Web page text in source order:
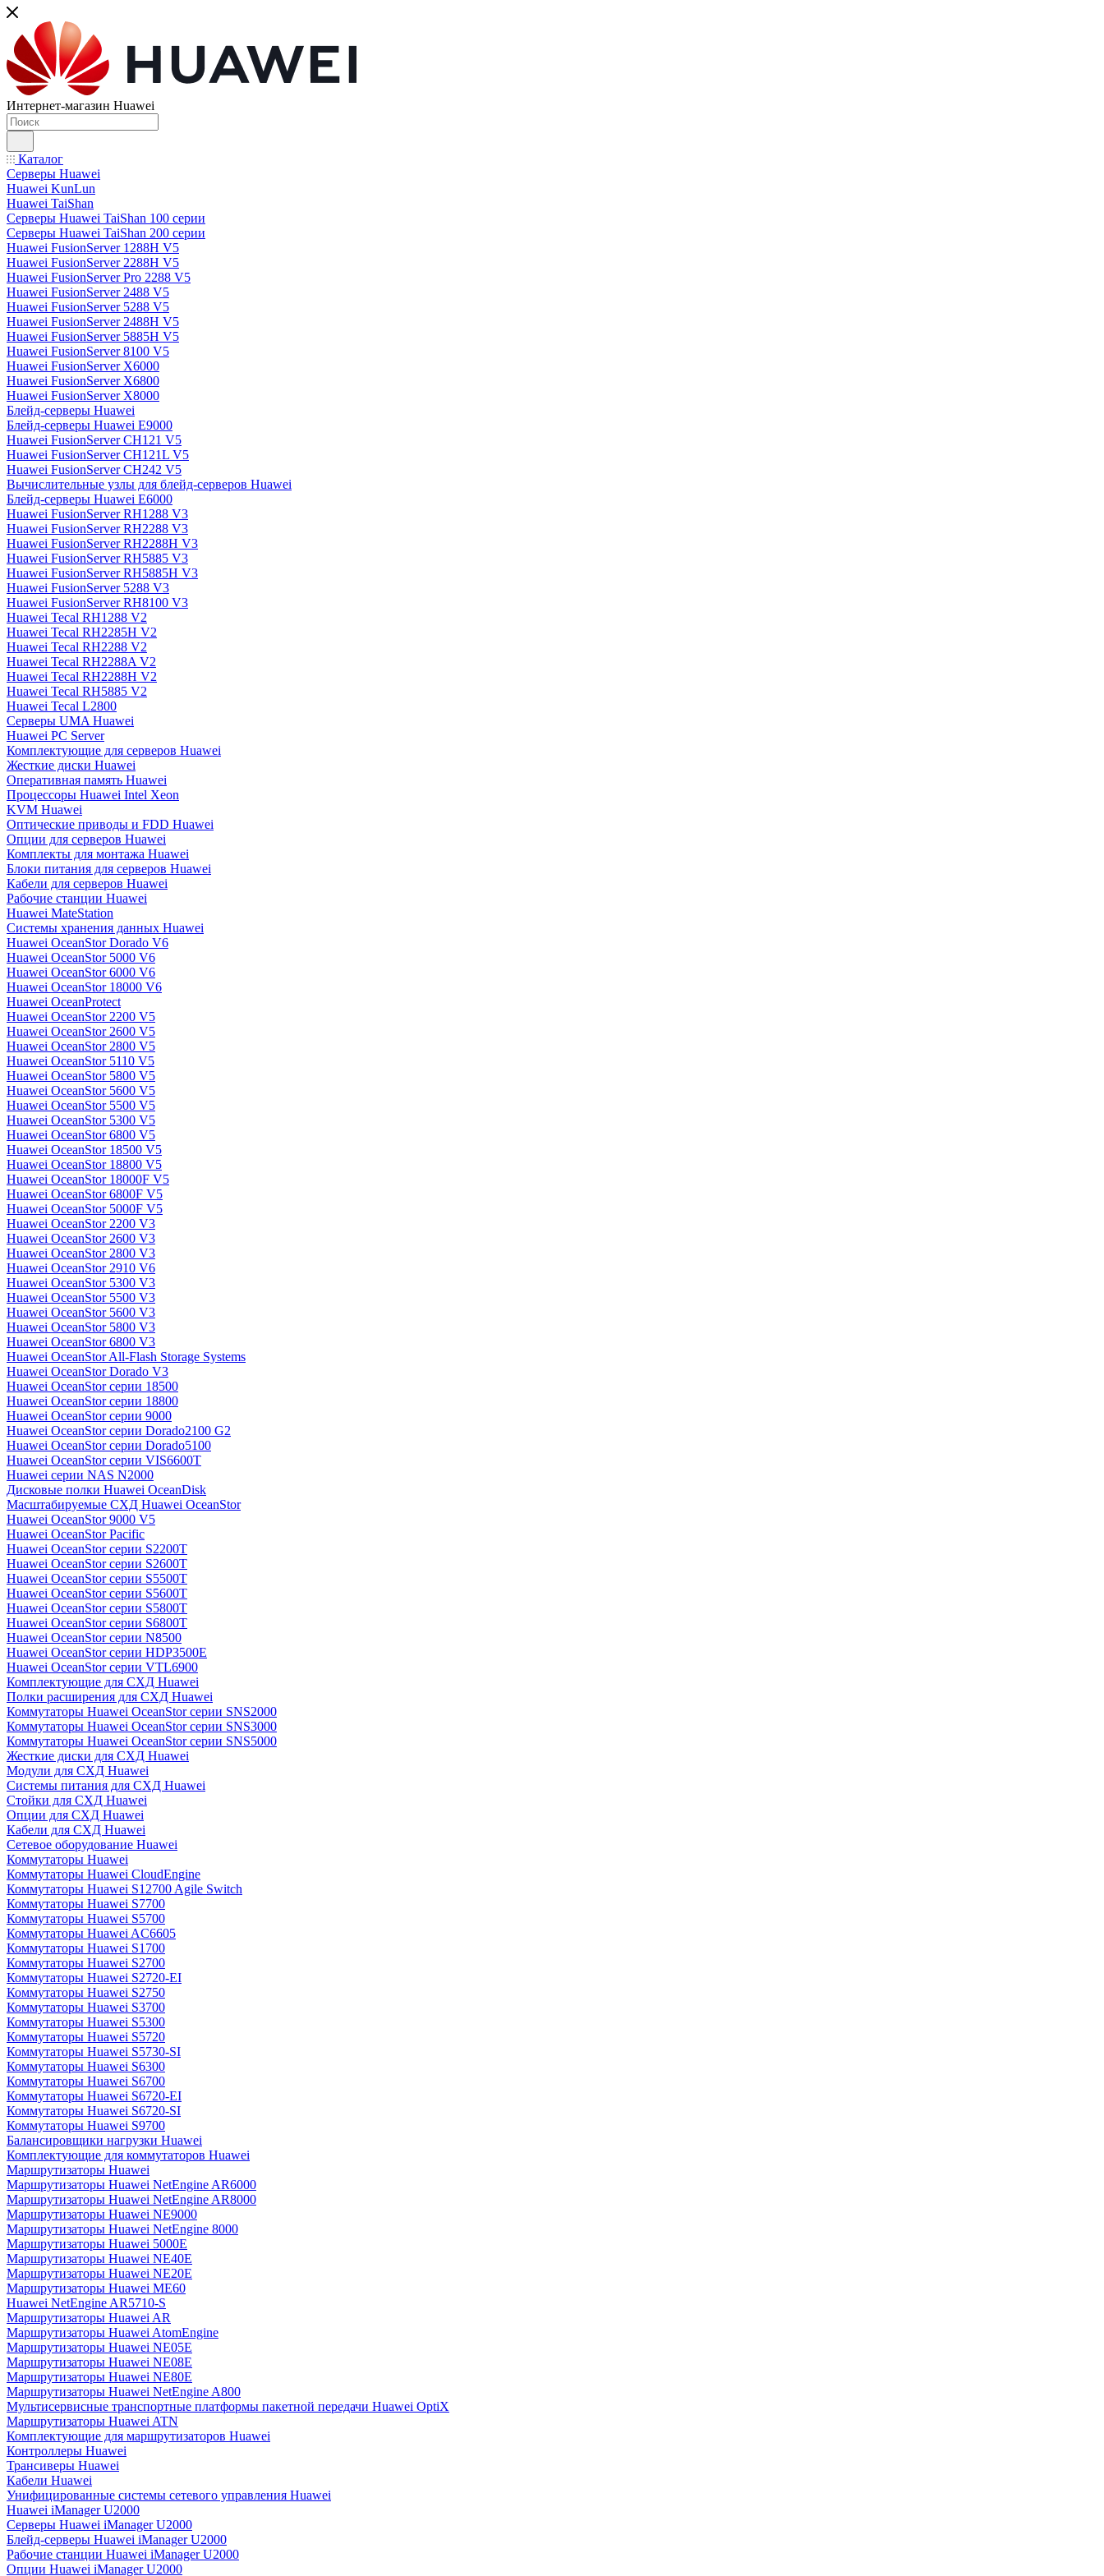
Интернет-магазин Huawei
Каталог
Серверы Huawei
Huawei KunLun
Huawei TaiShan
Серверы Huawei TaiShan 100 серии
Серверы Huawei TaiShan 200 серии
Huawei FusionServer 1288H V5
Huawei FusionServer 2288H V5
Huawei FusionServer Pro 2288 V5
Huawei FusionServer 2488 V5
Huawei FusionServer 5288 V5
Huawei FusionServer 2488H V5
Huawei FusionServer 5885H V5
Huawei FusionServer 8100 V5
Huawei FusionServer X6000
Huawei FusionServer X6800
Huawei FusionServer X8000
Блейд-серверы Huawei
Блейд-серверы Huawei E9000
Huawei FusionServer CH121 V5
Huawei FusionServer CH121L V5
Huawei FusionServer CH242 V5
Вычислительные узлы для блейд-серверов Huawei
Блейд-серверы Huawei E6000
Huawei FusionServer RH1288 V3
Huawei FusionServer RH2288 V3
Huawei FusionServer RH2288H V3
Huawei FusionServer RH5885 V3
Huawei FusionServer RH5885H V3
Huawei FusionServer 5288 V3
Huawei FusionServer RH8100 V3
Huawei Tecal RH1288 V2
Huawei Tecal RH2285H V2
Huawei Tecal RH2288 V2
Huawei Tecal RH2288A V2
Huawei Tecal RH2288H V2
Huawei Tecal RH5885 V2
Huawei Tecal L2800
Серверы UMA Huawei
Huawei PC Server
Комплектующие для серверов Huawei
Жесткие диски Huawei
Оперативная память Huawei
Процессоры Huawei Intel Xeon
KVM Huawei
Оптические приводы и FDD Huawei
Опции для серверов Huawei
Комплекты для монтажа Huawei
Блоки питания для серверов Huawei
Кабели для серверов Huawei
Рабочие станции Huawei
Huawei MateStation
Системы хранения данных Huawei
Huawei OceanStor Dorado V6
Huawei OceanStor 5000 V6
Huawei OceanStor 6000 V6
Huawei OceanStor 18000 V6
Huawei OceanProtect
Huawei OceanStor 2200 V5
Huawei OceanStor 2600 V5
Huawei OceanStor 2800 V5
Huawei OceanStor 5110 V5
Huawei OceanStor 5800 V5
Huawei OceanStor 5600 V5
Huawei OceanStor 5500 V5
Huawei OceanStor 5300 V5
Huawei OceanStor 6800 V5
Huawei OceanStor 18500 V5
Huawei OceanStor 18800 V5
Huawei OceanStor 18000F V5
Huawei OceanStor 6800F V5
Huawei OceanStor 5000F V5
Huawei OceanStor 2200 V3
Huawei OceanStor 2600 V3
Huawei OceanStor 2800 V3
Huawei OceanStor 2910 V6
Huawei OceanStor 5300 V3
Huawei OceanStor 5500 V3
Huawei OceanStor 5600 V3
Huawei OceanStor 5800 V3
Huawei OceanStor 6800 V3
Huawei OceanStor All-Flash Storage Systems
Huawei OceanStor Dorado V3
Huawei OceanStor серии 18500
Huawei OceanStor серии 18800
Huawei OceanStor серии 9000
Huawei OceanStor серии Dorado2100 G2
Huawei OceanStor серии Dorado5100
Huawei OceanStor серии VIS6600T
Huawei серии NAS N2000
Дисковые полки Huawei OceanDisk
Масштабируемые СХД Huawei OceanStor
Huawei OceanStor 9000 V5
Huawei OceanStor Pacific
Huawei OceanStor серии S2200T
Huawei OceanStor серии S2600T
Huawei OceanStor серии S5500T
Huawei OceanStor серии S5600T
Huawei OceanStor серии S5800T
Huawei OceanStor серии S6800T
Huawei OceanStor серии N8500
Huawei OceanStor серии HDP3500E
Huawei OceanStor серии VTL6900
Комплектующие для СХД Huawei
Полки расширения для СХД Huawei
Коммутаторы Huawei OceanStor серии SNS2000
Коммутаторы Huawei OceanStor серии SNS3000
Коммутаторы Huawei OceanStor серии SNS5000
Жесткие диски для СХД Huawei
Модули для СХД Huawei
Системы питания для СХД Huawei
Стойки для СХД Huawei
Опции для СХД Huawei
Кабели для СХД Huawei
Сетевое оборудование Huawei
Коммутаторы Huawei
Коммутаторы Huawei CloudEngine
Коммутаторы Huawei S12700 Agile Switch
Коммутаторы Huawei S7700
Коммутаторы Huawei S5700
Коммутаторы Huawei AC6605
Коммутаторы Huawei S1700
Коммутаторы Huawei S2700
Коммутаторы Huawei S2720-EI
Коммутаторы Huawei S2750
Коммутаторы Huawei S3700
Коммутаторы Huawei S5300
Коммутаторы Huawei S5720
Коммутаторы Huawei S5730-SI
Коммутаторы Huawei S6300
Коммутаторы Huawei S6700
Коммутаторы Huawei S6720-EI
Коммутаторы Huawei S6720-SI
Коммутаторы Huawei S9700
Балансировщики нагрузки Huawei
Комплектующие для коммутаторов Huawei
Маршрутизаторы Huawei
Маршрутизаторы Huawei NetEngine AR6000
Маршрутизаторы Huawei NetEngine AR8000
Маршрутизаторы Huawei NE9000
Маршрутизаторы Huawei NetEngine 8000
Маршрутизаторы Huawei 5000E
Маршрутизаторы Huawei NE40E
Маршрутизаторы Huawei NE20E
Маршрутизаторы Huawei ME60
Huawei NetEngine AR5710-S
Маршрутизаторы Huawei AR
Маршрутизаторы Huawei AtomEngine
Маршрутизаторы Huawei NE05E
Маршрутизаторы Huawei NE08E
Маршрутизаторы Huawei NE80E
Маршрутизаторы Huawei NetEngine A800
Мультисервисные транспортные платформы пакетной передачи Huawei OptiX
Маршрутизаторы Huawei ATN
Комплектующие для маршрутизаторов Huawei
Контроллеры Huawei
Трансиверы Huawei
Кабели Huawei
Унифицированные системы сетевого управления Huawei
Huawei iManager U2000
Серверы Huawei iManager U2000
Блейд-серверы Huawei iManager U2000
Рабочие станции Huawei iManager U2000
Опции Huawei iManager U2000